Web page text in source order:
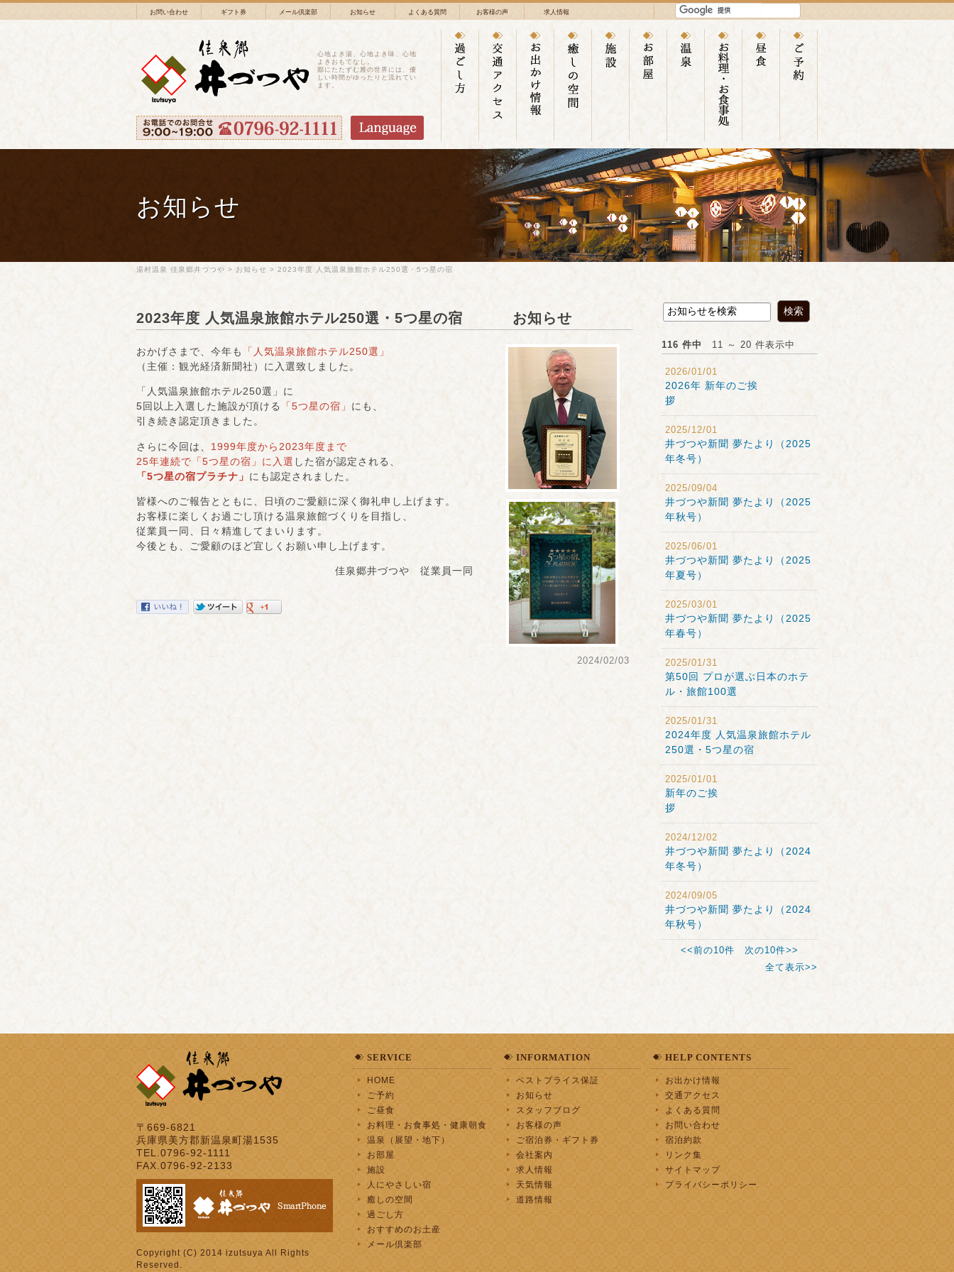
お問い合わせ ギフト券 メール倶楽部 お知らせ よくある質問 お客様の声 求人情報
心地よき湯、心地よき味、心地
よきおもてなし。
鄙にたたずむ雅の世界には、優
しい時間がゆったりと流れてい
ます。
お知らせ
湯村温泉 佳泉郷井づつや > お知らせ > 2023年度 人気温泉旅館ホテル250選・5つ星の宿
2023年度 人気温泉旅館ホテル250選・5つ星の宿 お知らせ
おかげさまで、今年も
「人気温泉旅館ホテル250選」
（主催：観光経済新聞社）に入選致しました。
「人気温泉旅館ホテル250選」に
5回以上入選した施設が頂ける
「5つ星の宿」 にも、
引き続き認定頂きました。
さらに今回は、 1999年度から2023年度まで
25年連続で「5つ星の宿」に入選 した宿が認定される、
「5つ星の宿プラチナ」 にも認定されました。
皆様へのご報告とともに、日頃のご愛顧に深く御礼申し上げます。
お客様に楽しくお過ごし頂ける温泉旅館づくりを目指し、
従業員一同、日々精進してまいります。
今後とも、ご愛顧のほど宜しくお願い申し上げます。
佳泉郷井づつや 従業員一同
2024/02/03
116 件中 11 ～ 20 件表示中
2026/01/01
2026年 新年のご挨
拶
2025/12/01
井づつや新聞 夢たより（2025
年冬号）
2025/09/04
井づつや新聞 夢たより（2025
年秋号）
2025/06/01
井づつや新聞 夢たより（2025
年夏号）
2025/03/01
井づつや新聞 夢たより（2025
年春号）
2025/01/31
第50回 プロが選ぶ日本のホテ
ル・旅館100選
2025/01/31
2024年度 人気温泉旅館ホテル
250選・5つ星の宿
2025/01/01
新年のご挨
拶
2024/12/02
井づつや新聞 夢たより（2024
年冬号）
2024/09/05
井づつや新聞 夢たより（2024
年秋号）
<<前の10件
次の10件>>
全て表示>>
〒669-6821
兵庫県美方郡新温泉町湯1535
TEL.0796-92-1111
FAX.0796-92-2133
Copyright (C) 2014 izutsuya All Rights
Reserved.
SERVICE
HOME
ご予約
ご昼食
お料理・お食事処・健康朝食
温泉（展望・地下）
お部屋
施設
人にやさしい宿
癒しの空間
過ごし方
おすすめのお土産
メール倶楽部
INFORMATION
ベストプライス保証
お知らせ
スタッフブログ
お客様の声
ご宿泊券・ギフト券
会社案内
求人情報
天気情報
道路情報
HELP CONTENTS
お出かけ情報
交通アクセス
よくある質問
お問い合わせ
宿泊約款
リンク集
サイトマップ
プライバシーポリシー